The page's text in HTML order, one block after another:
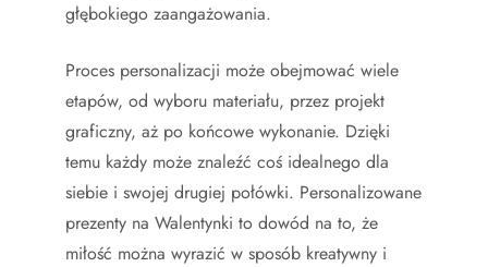
głębokiego zaangażowania.
Proces personalizacji może obejmować wiele
etapów, od wyboru materiału, przez projekt
graficzny, aż po końcowe wykonanie. Dzięki
temu każdy może znaleźć coś idealnego dla
siebie i swojej drugiej połówki. Personalizowane
prezenty na Walentynki to dowód na to, że
miłość można wyrazić w sposób kreatywny i